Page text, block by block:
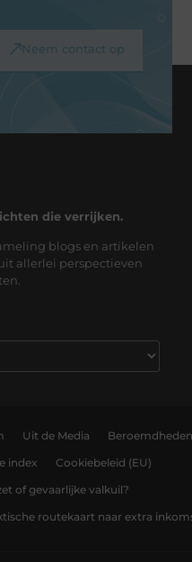
Neem contact op
die verrijken.
blogs en artikelen
allerlei perspectieven
Uit de Media Beroemdheden
index Cookiebeleid (EU)
of gevaarlijke valkuil?
routekaart naar extra